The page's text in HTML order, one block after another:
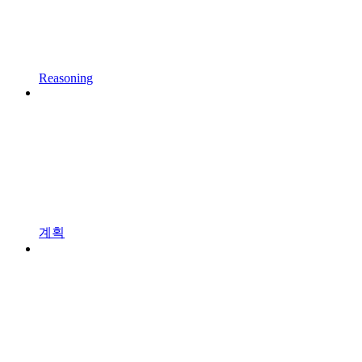
Reasoning
계획